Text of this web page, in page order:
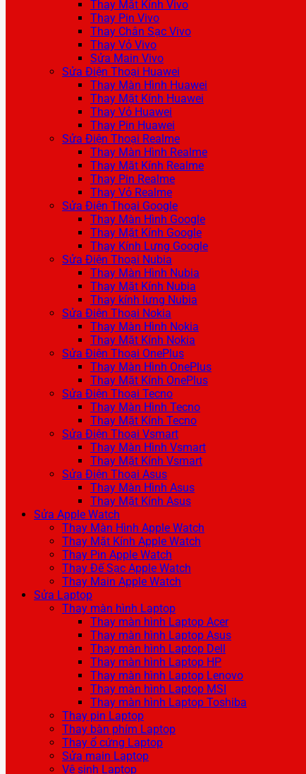
Thay Mặt Kính Vivo
Thay Pin Vivo
Thay Chân Sạc Vivo
Thay Vỏ Vivo
Sửa Main Vivo
Sửa Điện Thoại Huawei
Thay Màn Hình Huawei
Thay Mặt Kính Huawei
Thay Vỏ Huawei
Thay Pin Huawei
Sửa Điện Thoại Realme
Thay Màn Hình Realme
Thay Mặt Kính Realme
Thay Pin Realme
Thay Vỏ Realme
Sửa Điện Thoại Google
Thay Màn Hình Google
Thay Mặt Kính Google
Thay Kính Lưng Google
Sửa Điện Thoại Nubia
Thay Màn Hình Nubia
Thay Mặt Kính Nubia
Thay kính lưng Nubia
Sửa Điện Thoại Nokia
Thay Màn Hình Nokia
Thay Mặt Kính Nokia
Sửa Điện Thoại OnePlus
Thay Màn Hình OnePlus
Thay Mặt Kính OnePlus
Sửa Điện Thoại Tecno
Thay Màn Hình Tecno
Thay Mặt Kính Tecno
Sửa Điện Thoại Vsmart
Thay Màn Hình Vsmart
Thay Mặt Kính Vsmart
Sửa Điện Thoại Asus
Thay Màn Hình Asus
Thay Mặt Kính Asus
Sửa Apple Watch
Thay Màn Hình Apple Watch
Thay Mặt Kính Apple Watch
Thay Pin Apple Watch
Thay Đế Sạc Apple Watch
Thay Main Apple Watch
Sửa Laptop
Thay màn hình Laptop
Thay màn hình Laptop Acer
Thay màn hình Laptop Asus
Thay màn hình Laptop Dell
Thay màn hình Laptop HP
Thay màn hình Laptop Lenovo
Thay màn hình Laptop MSI
Thay màn hình Laptop Toshiba
Thay pin Laptop
Thay bàn phím Laptop
Thay ổ cứng Laptop
Sửa main Laptop
Vệ sinh Laptop